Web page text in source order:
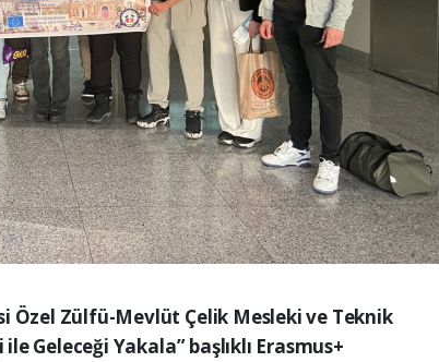
Özel Zülfü-Mevlüt Çelik Mesleki ve Teknik
Geleceği Yakala” başlıklı Erasmus+